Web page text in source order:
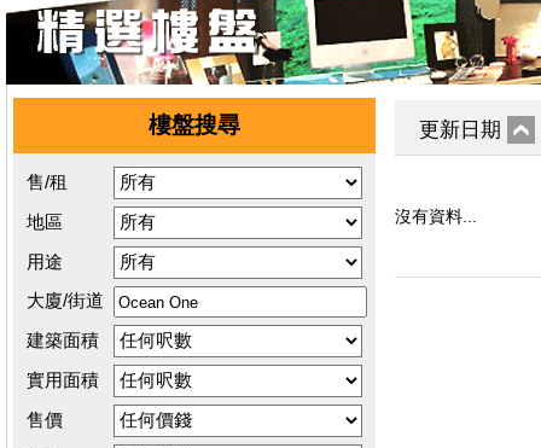
樓盤搜尋
售/租
地區
用途
大廈/街道
建築面積
實用面積
售價
更新日期
沒有資料...